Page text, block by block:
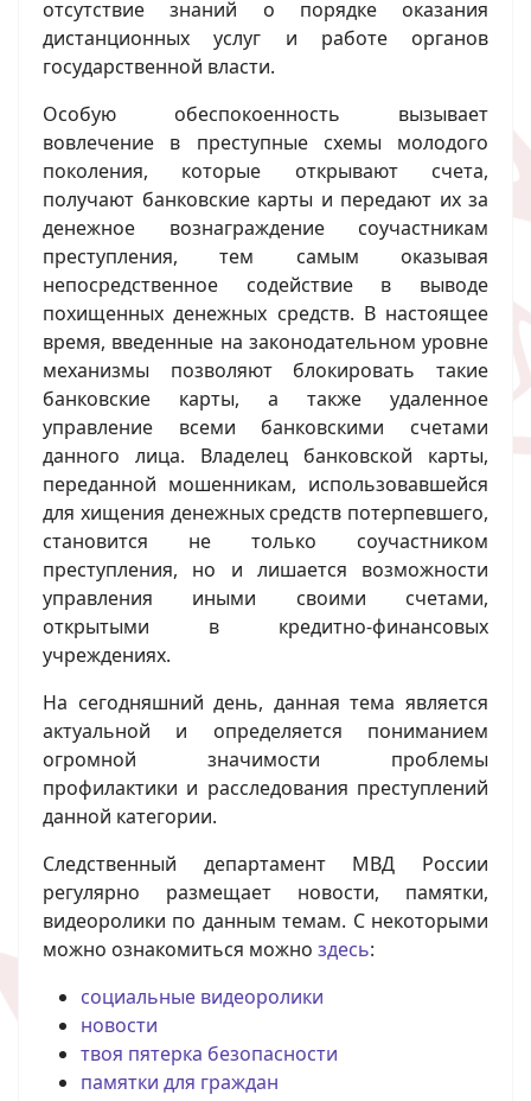
отсутствие знаний о порядке оказания
дистанционных услуг и работе органов
государственной власти.
Особую обеспокоенность вызывает
вовлечение в преступные схемы молодого
поколения, которые открывают счета,
получают банковские карты и передают их за
денежное вознаграждение соучастникам
преступления, тем самым оказывая
непосредственное содействие в выводе
похищенных денежных средств. В настоящее
время, введенные на законодательном уровне
механизмы позволяют блокировать такие
банковские карты, а также удаленное
управление всеми банковскими счетами
данного лица. Владелец банковской карты,
переданной мошенникам, использовавшейся
для хищения денежных средств потерпевшего,
становится не только соучастником
преступления, но и лишается возможности
управления иными своими счетами,
открытыми в кредитно-финансовых
учреждениях.
На сегодняшний день, данная тема является
актуальной и определяется пониманием
огромной значимости проблемы
профилактики и расследования преступлений
данной категории.
Следственный департамент МВД России
регулярно размещает новости, памятки,
видеоролики по данным темам. С некоторыми
можно ознакомиться можно здесь:
социальные видеоролики
новости
твоя пятерка безопасности
памятки для граждан